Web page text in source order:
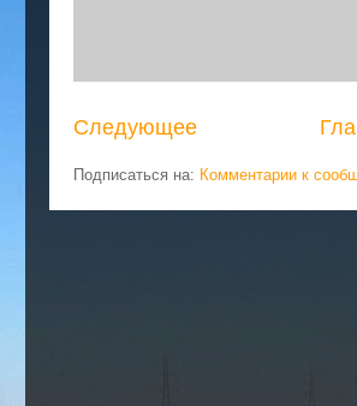
Следующее
Подписаться на: Комментарии к